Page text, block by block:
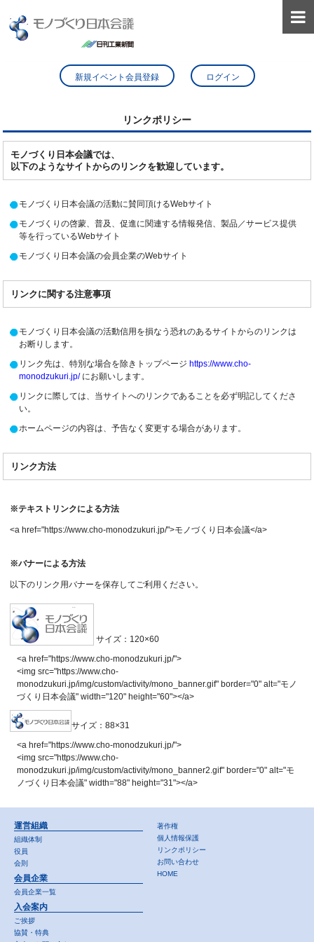

新規イベント会員登録 ログイン
リンクポリシー
モノづくり日本会議では、
以下のようなサイトからのリンクを歓迎しています。
モノづくり日本会議の活動に賛同頂けるWebサイト
モノづくりの啓蒙、普及、促進に関連する情報発信、製品／サービス提供
等を行っているWebサイト
モノづくり日本会議の会員企業のWebサイト
リンクに関する注意事項
モノづくり日本会議の活動信用を損なう恐れのあるサイトからのリンクは
お断りします。
リンク先は、特別な場合を除きトップページ https://www.cho-
monodzukuri.jp/にお願いします。
リンクに際しては、当サイトへのリンクであることを必ず明記してくださ
い。
ホームページの内容は、予告なく変更する場合があります。
リンク方法
※テキストリンクによる方法
<a href="https://www.cho-monodzukuri.jp/">モノづくり日本会議</a>
※バナーによる方法
以下のリンク用バナーを保存してご利用ください。
サイズ：120×60
<a href="https://www.cho-monodzukuri.jp/">
<img src="https://www.cho-
monodzukuri.jp/img/custom/activity/mono_banner.gif" border="0" alt="モノ
づくり日本会議" width="120" height="60"></a>
サイズ：88×31
<a href="https://www.cho-monodzukuri.jp/">
<img src="https://www.cho-
monodzukuri.jp/img/custom/activity/mono_banner2.gif" border="0" alt="モ
ノづくり日本会議" width="88" height="31"></a>
運営組織
組織体制
役員
会則
会員企業
会員企業一覧
入会案内
ご挨拶
協賛・特典
著作権
個人情報保護
リンクポリシー
お問い合わせ
HOME